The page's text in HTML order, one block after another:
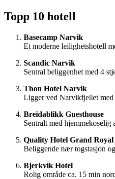
Topp 10 hotell
Basecamp Narvik
Et moderne leilighetshotell
Scandic Narvik
Sentral beliggenhet med 4
Thon Hotel Narvik
Ligger ved Narvikfjellet med
Breidablikk Guesthouse
Sentralt med
Quality Hotel Grand Royal
Beliggende nær togstasjon
Bjerkvik Hotel
Rolig område ca. 15 min